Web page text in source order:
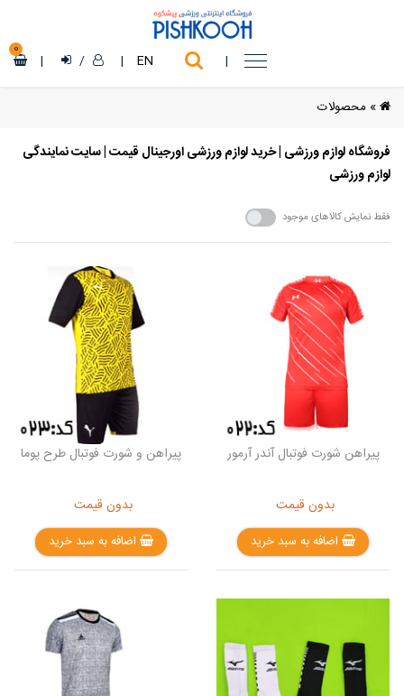
|
EN
|
/
|
0
» محصولات
فروشگاه لوازم ورزشی | خرید لوازم ورزشی اورجینال قیمت | سایت نمایندگی
لوازم ورزشی
فقط نمایش کالاهای موجود
پیراهن شورت فوتبال آندر آرمور
بدون قیمت
اضافه به سبد خرید
پیراهن و شورت فوتبال طرح پوما
بدون قیمت
اضافه به سبد خرید